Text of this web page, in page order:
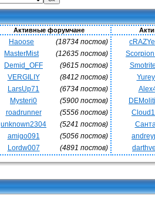
Активные форумчане
Haoose
(18734 постов)
MasterMist
(12635 постов)
Demid_OFF
(9615 постов)
VERGILIY
(8412 постов)
LarsUp71
(6734 постов)
Mysteri0
(5900 постов)
roadrunner
(5556 постов)
unknown2304
(5241 постов)
amigo091
(5056 постов)
Lordw007
(4891 постов)